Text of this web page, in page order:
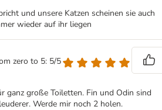
und unsere Katzen scheinen sie auch
wieder auf ihr liegen
zero to 5: 5/5
ganz große Toiletten. Fin und Odin sind
Werde mir noch 2 holen.